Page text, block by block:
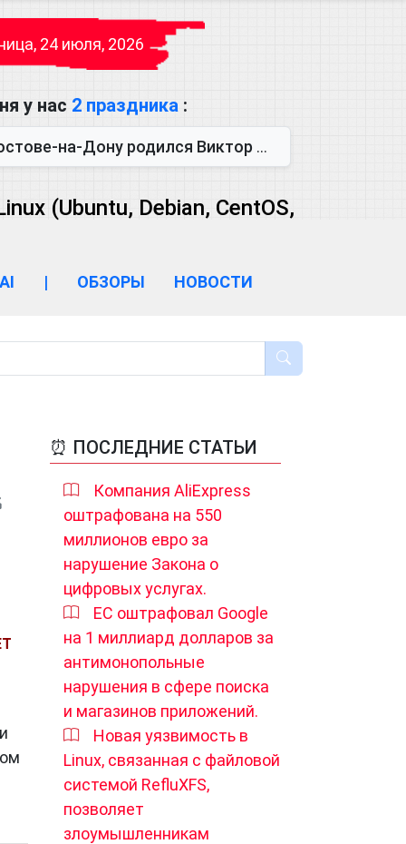
24 июля, 2026
у нас 2 праздника :
Виктор Михайлович Глушков. Под руководством Виктора Михайло...
(Ubuntu, Debian, CentOS,
AI | ОБЗОРЫ НОВОСТИ
⏰ ПОСЛЕДНИЕ СТАТЬИ
Компания AliExpress
оштрафована на 550
миллионов евро за
нарушение Закона о
цифровых услугах.
ЕС оштрафовал Google
на 1 миллиард долларов за
антимонопольные
нарушения в сфере поиска
и магазинов приложений.
Новая уязвимость в
Linux, связанная с файловой
системой RefluXFS,
позволяет
злоумышленникам